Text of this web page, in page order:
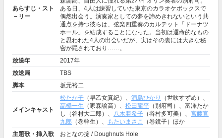
あらすじ・スト
－リー
ある日、4人は練習していた東京のカラオケボックスで
偶然出会う。演奏家としての夢を諦めきれないという共
通点を持つ彼らは、弦楽四重奏のカルテット「ドーナツ
ホール」を結成することになった。当初は運命的なもの
と思われた4人の出会いだが、実はその裏には大きな秘
密が隠されており……。
放送年
2017年
放送局
TBS
脚本
坂元裕二
メインキャスト
松たか子 （早乙女真紀）、 満島ひかり
（世吹すずめ）、
高橋一生 （家森諭高）、 松田龍平 （別府司）、富澤たか
し（谷村大二郎）、 八木亜希子 （谷村多可美）、 宮藤官
九郎 （巻幹生）、 もたいまさこ
（巻鏡子）ほか
主題歌・挿入歌
おとなの掟 / Doughnuts Hole